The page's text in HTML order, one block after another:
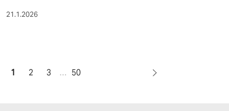
21.1.2026
1 2 3 … 50